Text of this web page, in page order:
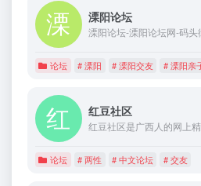
溧阳论坛
论坛 # 溧阳 # 溧阳交友 # 溧阳亲
红豆社区
论坛 # 两性 # 中文论坛 # 交友